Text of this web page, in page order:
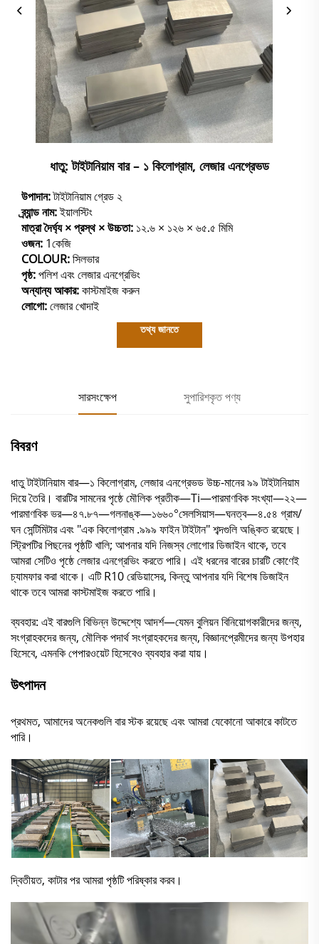
ধাতু: টাইটানিয়াম বার – ১ কিলোগ্রাম, লেজার এনগ্রেভড
উপাদান:টাইটানিয়াম গ্রেড ২
ব্র্যান্ড নাম:ইয়ালস্টিং
মাত্রা দৈর্ঘ্য × প্রস্থ × উচ্চতা: ১২.৬ × ১২৬ × ৬৫.৫ মিমি
ওজন: 1কেজি
COLOUR:সিলভার
পৃষ্ঠ:পলিশ এবং লেজার এনগ্রেভিং
অন্যান্য আকার:কাস্টমাইজ করুন
লোগো:লেজার খোদাই
তথ্য জানতে
সারসংক্ষেপ সুপারিশকৃত পণ্য
বিবরণ
ধাতু টাইটানিয়াম বার—১ কিলোগ্রাম, লেজার এনগ্রেভড উচ্চ-মানের ৯৯ টাইটানিয়াম
দিয়ে তৈরি। বারটির সামনের পৃষ্ঠে মৌলিক প্রতীক—Ti—পারমাণবিক সংখ্যা—২২—
পারমাণবিক ভর—৪৭.৮৭—গলনাঙ্ক—১৬৬০°সেলসিয়াস—ঘনত্ব—৪.৫৪ গ্রাম/
ঘন সেন্টিমিটার এবং "এক কিলোগ্রাম .৯৯৯ ফাইন টাইটান" শব্দগুলি অঙ্কিত রয়েছে।
স্ট্রিপটির পিছনের পৃষ্ঠটি খালি; আপনার যদি নিজস্ব লোগোর ডিজাইন থাকে, তবে
আমরা সেটিও পৃষ্ঠে লেজার এনগ্রেভিং করতে পারি। এই ধরনের বারের চারটি কোণেই
চ্যামফার করা থাকে। এটি R10 রেডিয়াসের, কিন্তু আপনার যদি বিশেষ ডিজাইন
থাকে তবে আমরা কাস্টমাইজ করতে পারি।
ব্যবহার: এই বারগুলি বিভিন্ন উদ্দেশ্যে আদর্শ—যেমন বুলিয়ন বিনিয়োগকারীদের জন্য,
সংগ্রাহকদের জন্য, মৌলিক পদার্থ সংগ্রাহকদের জন্য, বিজ্ঞানপ্রেমীদের জন্য উপহার
হিসেবে, এমনকি পেপারওয়েট হিসেবেও ব্যবহার করা যায়।
উৎপাদন
প্রথমত, আমাদের অনেকগুলি বার স্টক রয়েছে এবং আমরা যেকোনো আকারে কাটতে
পারি।
দ্বিতীয়ত, কাটার পর আমরা পৃষ্ঠটি পরিষ্কার করব।